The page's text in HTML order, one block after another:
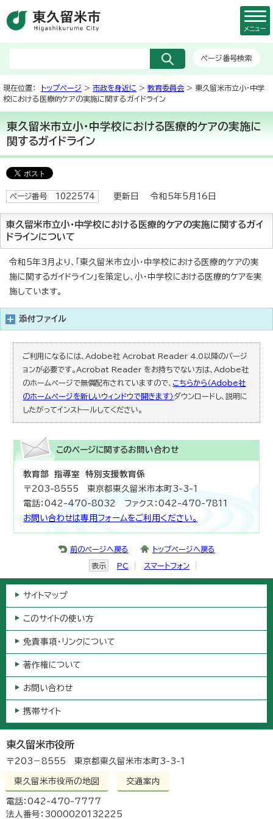
ページ番号検索
メニュー
現在位置： トップページ > 市政を身近に > 教育委員会 > 東久留米市立小・中学
校における医療的ケアの実施に関するガイドライン
東久留米市立小・中学校における医療的ケアの実施に
関するガイドライン
ページ番号 1022574 更新日 令和5年5月16日
東久留米市立小・中学校における医療的ケアの実施に関するガイ
ドラインについて
令和5年3月より、「東久留米市立小・中学校における医療的ケアの実
施に関するガイドライン」を策定し、小・中学校における医療的ケアを実
施しています。
添付ファイル
ご利用になるには、Adobe社 Acrobat Reader 4.0以降のバージ
ョンが必要です。Acrobat Reader をお持ちでない方は、Adobe社
のホームページで無償配布されていますので、 こちらから（Adobe社
のホームページを新しいウィンドウで開きます）ダウンロードし、説明に
したがってインストールしてください。
このページに関するお問い合わせ
教育部 指導室 特別支援教育係
〒203-8555 東京都東久留米市本町3-3-1
電話：042-470-8032 ファクス：042-470-7811
お問い合わせは専用フォームをご利用ください。
前のページへ戻る トップページへ戻る
表示 PC スマートフォン
サイトマップ
このサイトの使い方
免責事項・リンクについて
著作権について
お問い合わせ
携帯サイト
東久留米市役所
〒203－8555 東京都東久留米市本町3-3-1
東久留米市役所の地図 交通案内
電話：042-470-7777
法人番号：3000020132225